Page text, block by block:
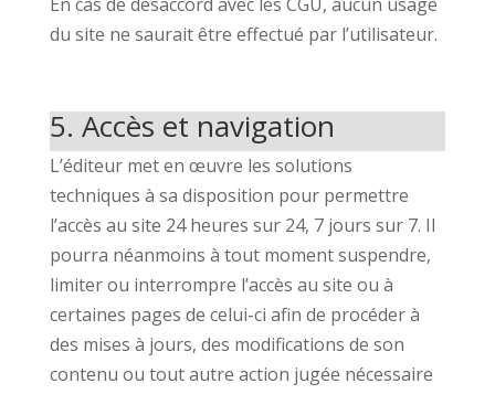
du site ne saurait être effectué par l’utilisateur.
5. Accès et navigation
L’éditeur met en œuvre les solutions
techniques à sa disposition pour permettre
l’accès au site 24 heures sur 24, 7 jours sur 7. Il
pourra néanmoins à tout moment suspendre,
limiter ou interrompre l’accès au site ou à
certaines pages de celui-ci afin de procéder à
des mises à jours, des modifications de son
contenu ou tout autre action jugée nécessaire